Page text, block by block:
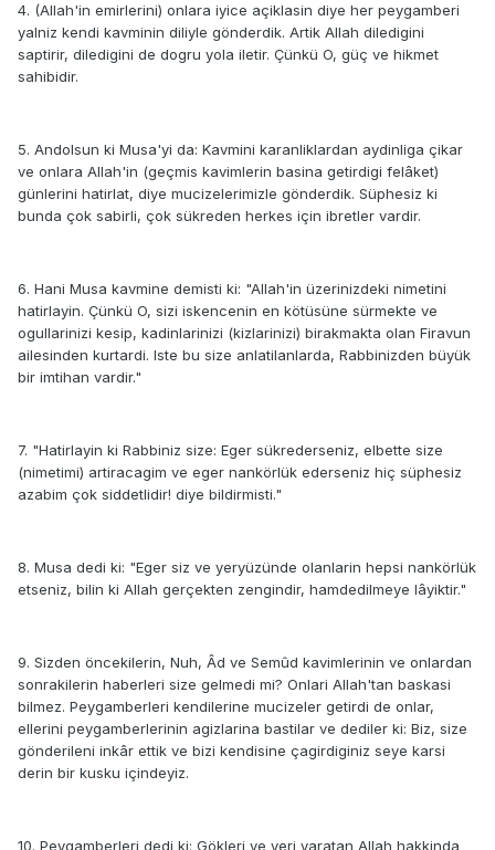
4. (Allah'in emirlerini) onlara iyice açiklasin diye her peygamberi
yalniz kendi kavminin diliyle gönderdik. Artik Allah diledigini
saptirir, diledigini de dogru yola iletir. Çünkü O, güç ve hikmet
sahibidir.
5. Andolsun ki Musa'yi da: Kavmini karanliklardan aydinliga çikar
ve onlara Allah'in (geçmis kavimlerin basina getirdigi felâket)
günlerini hatirlat, diye mucizelerimizle gönderdik. Süphesiz ki
bunda çok sabirli, çok sükreden herkes için ibretler vardir.
6. Hani Musa kavmine demisti ki: "Allah'in üzerinizdeki nimetini
hatirlayin. Çünkü O, sizi iskencenin en kötüsüne sürmekte ve
ogullarinizi kesip, kadinlarinizi (kizlarinizi) birakmakta olan Firavun
ailesinden kurtardi. Iste bu size anlatilanlarda, Rabbinizden büyük
bir imtihan vardir."
7. "Hatirlayin ki Rabbiniz size: Eger sükrederseniz, elbette size
(nimetimi) artiracagim ve eger nankörlük ederseniz hiç süphesiz
azabim çok siddetlidir! diye bildirmisti."
8. Musa dedi ki: "Eger siz ve yeryüzünde olanlarin hepsi nankörlük
etseniz, bilin ki Allah gerçekten zengindir, hamdedilmeye lâyiktir."
9. Sizden öncekilerin, Nuh, Âd ve Semûd kavimlerinin ve onlardan
sonrakilerin haberleri size gelmedi mi? Onlari Allah'tan baskasi
bilmez. Peygamberleri kendilerine mucizeler getirdi de onlar,
ellerini peygamberlerinin agizlarina bastilar ve dediler ki: Biz, size
gönderileni inkâr ettik ve bizi kendisine çagirdiginiz seye karsi
derin bir kusku içindeyiz.
10. Peygamberleri dedi ki: Gökleri ve yeri yaratan Allah hakkinda